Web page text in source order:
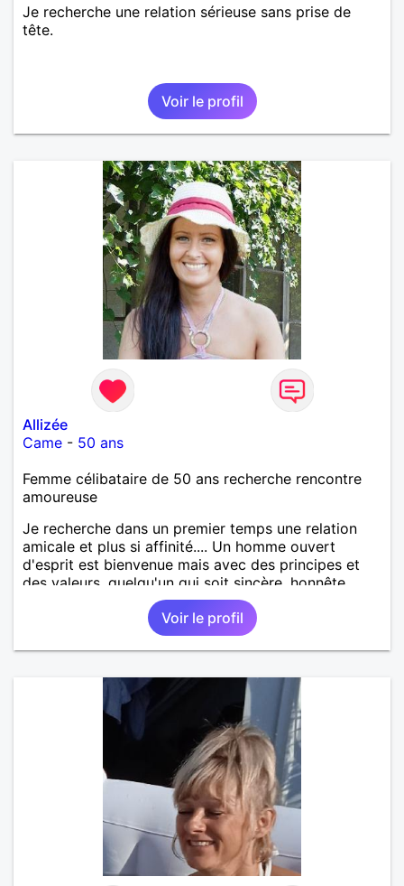
Je recherche une relation sérieuse sans prise de
tête.
Voir le profil
Allizée
Came - 50 ans
Femme célibataire de 50 ans recherche rencontre
amoureuse
Je recherche dans un premier temps une relation
amicale et plus si affinité.... Un homme ouvert
d'esprit est bienvenue mais avec des principes et
des valeurs, quelqu'un qui soit sincère, honnête,
sérieux, loyal. Un homme ayant de la personnalité
affirmée tout en étant respectueux, tendre,
attentionné avec un brin d'humour si possible.
Voir le profil